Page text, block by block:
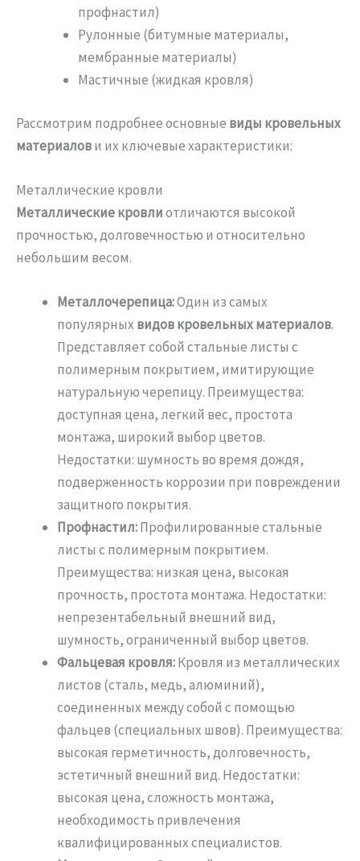
профнастил)
Рулонные (битумные материалы,
мембранные материалы)
Мастичные (жидкая кровля)
Рассмотрим подробнее основные виды кровельных
материалови их ключевые характеристики:
Металлические кровли
Металлические кровлиотличаются высокой
прочностью, долговечностью и относительно
небольшим весом.
Металлочерепица:Один из самых
популярных видов кровельных материалов.
Представляет собой стальные листы с
полимерным покрытием, имитирующие
натуральную черепицу. Преимущества:
доступная цена, легкий вес, простота
монтажа, широкий выбор цветов.
Недостатки: шумность во время дождя,
подверженность коррозии при повреждении
защитного покрытия.
Профнастил:Профилированные стальные
листы с полимерным покрытием.
Преимущества: низкая цена, высокая
прочность, простота монтажа. Недостатки:
непрезентабельный внешний вид,
шумность, ограниченный выбор цветов.
Фальцевая кровля:Кровля из металлических
листов (сталь, медь, алюминий),
соединенных между собой с помощью
фальцев (специальных швов). Преимущества:
высокая герметичность, долговечность,
эстетичный внешний вид. Недостатки:
высокая цена, сложность монтажа,
необходимость привлечения
квалифицированных специалистов.